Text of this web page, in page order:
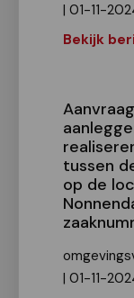
| 01-11-
Bekijk
tussen
op de
| 01-11-